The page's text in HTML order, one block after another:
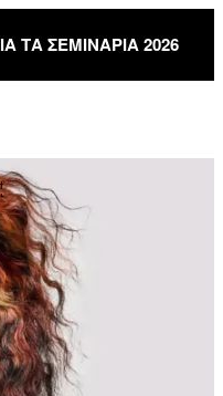
ΤΑ ΣΕΜΙΝΑΡΙΑ 2026